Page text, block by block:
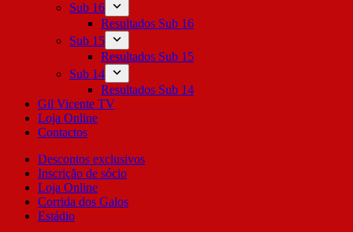
Sub 16
Resultados Sub 16
Sub 15
Resultados Sub 15
Sub 14
Resultados Sub 14
Gil Vicente TV
Loja Online
Contactos
Descontos exclusivos
Inscrição de sócio
Loja Online
Corrida dos Galos
Estádio